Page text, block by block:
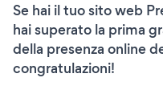
Se hai il tuo sito web
hai superato la prima
della presenza online
congratulazioni!